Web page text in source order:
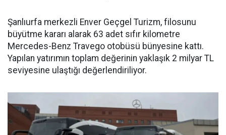
Şanlıurfa merkezli Enver Geçgel Turizm, filosunu
büyütme kararı alarak 63 adet sıfır kilometre
Mercedes-Benz Travego otobüsü bünyesine kattı.
Yapılan yatırımın toplam değerinin yaklaşık 2 milyar TL
seviyesine ulaştığı değerlendiriliyor.